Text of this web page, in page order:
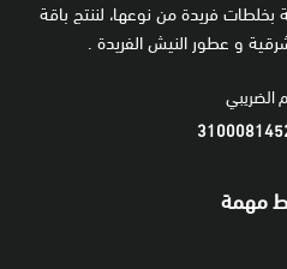
فريدة من نوعها، لننتج باقة
و عطور النيش الفريدة .
الضريبي
مهمة